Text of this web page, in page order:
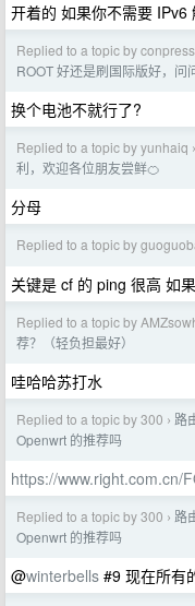
开着的 如果你不需要 IPv6
Replied to a topic by conpress
ROOT 好还是刷国际版好，问
换个电池不就行了?
Replied to a topic by yunhaiq ›
利，欢迎各位朋友尝鲜🍊
分母
Replied to a topic by
关键是 cf 的 ping 很高 如
Replied to a topic by
荐？（轻负担最好）
哇哈哈苏打水
Replied to a topic by 300 › 路
Openwrt 的推荐吗
https://www.right.com.cn/
Replied to a topic by 300 › 路
Openwrt 的推荐吗
@winterbells #9 现在所有